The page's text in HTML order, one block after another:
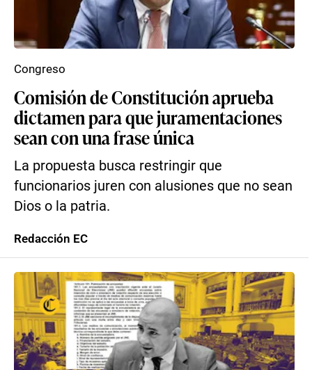
Comisión de Constitución aprueba
dictamen para que juramentaciones
sean con una frase única
La propuesta busca restringir que
funcionarios juren con alusiones que no sean
Dios o la patria.
Congreso
Redacción EC